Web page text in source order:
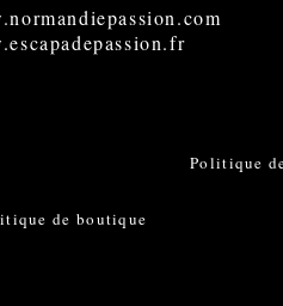
Politique
de boutique